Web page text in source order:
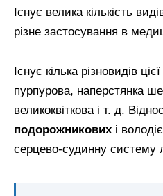
Існує велика кількість
різне застосування в
Існує кілька різновидів
пурпурова, наперстянка
великоквіткова і т. д.
подорожникових і
серцево-судинну систему